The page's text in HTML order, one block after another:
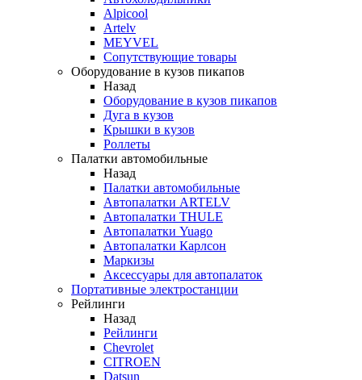
Alpicool
Artelv
MEYVEL
Сопутствующие товары
Оборудование в кузов пикапов
Назад
Оборудование в кузов пикапов
Дуга в кузов
Крышки в кузов
Роллеты
Палатки автомобильные
Назад
Палатки автомобильные
Автопалатки ARTELV
Автопалатки THULE
Автопалатки Yuago
Автопалатки Карлсон
Маркизы
Аксессуары для автопалаток
Портативные электростанции
Рейлинги
Назад
Рейлинги
Chevrolet
CITROEN
Datsun